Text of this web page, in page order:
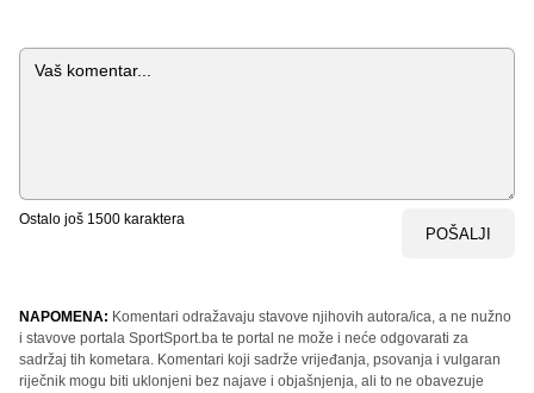
Komentar
Ostalo još 1500 karaktera
POŠALJI
NAPOMENA: Komentari odražavaju stavove njihovih autora/ica, a ne nužno
i stavove portala SportSport.ba te portal ne može i neće odgovarati za
sadržaj tih kometara. Komentari koji sadrže vrijeđanja, psovanja i vulgaran
riječnik mogu biti uklonjeni bez najave i objašnjenja, ali to ne obavezuje